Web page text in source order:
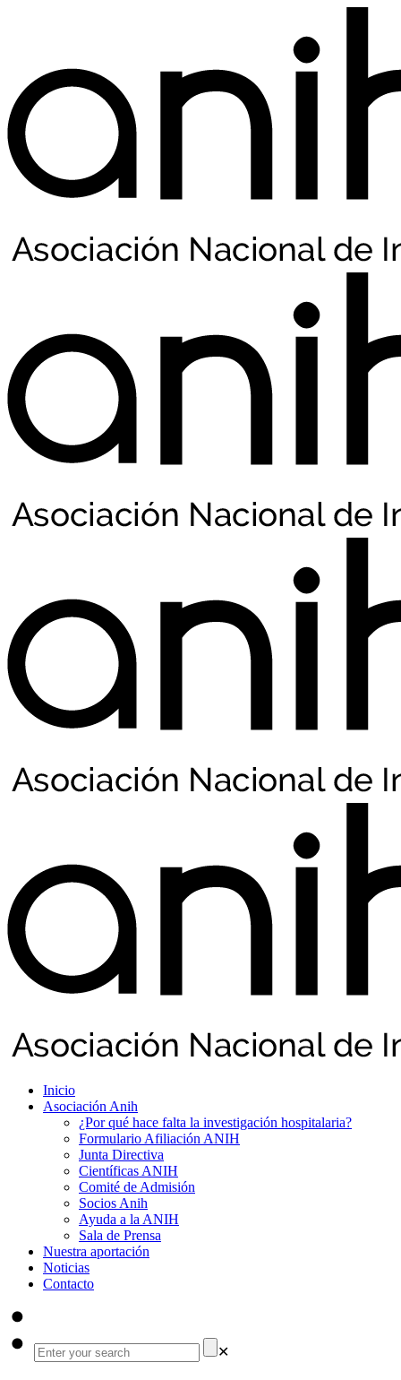
Inicio
Asociación Anih
¿Por qué hace falta la investigación hospitalaria?
Formulario Afiliación ANIH
Junta Directiva
Científicas ANIH
Comité de Admisión
Socios Anih
Ayuda a la ANIH
Sala de Prensa
Nuestra aportación
Noticias
Contacto
✕